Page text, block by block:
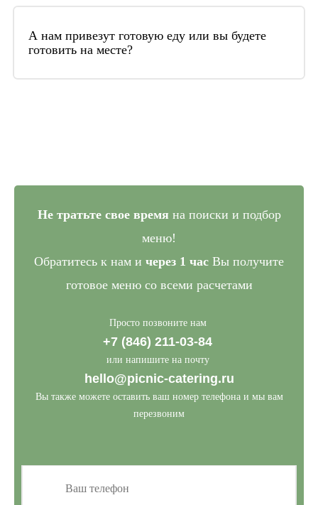
Общая стоимость включает в себя: закуп
продуктов, их приготовление, доставку до
места проведения мероприятия, работу
поваров и официантов, аренду текстиля,
А нам привезут готовую еду или вы будете
готовить на месте?
Не тратьте свое время на поиски и подбор
меню!
Обратитесь к нам и через 1 час Вы получите
готовое меню со всеми расчетами
Просто позвоните нам
+7 (846) 211-03-84
или напишите на почту
hello@picnic-catering.ru
Вы также можете оставить ваш номер телефона и мы вам
перезвоним